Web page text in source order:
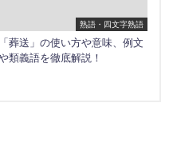
熟語・四文字熟語
「葬送」の使い方や意味、例文
類義語を徹底解説！